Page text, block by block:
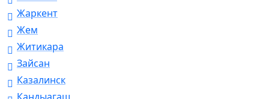
Жаркент
Жем
Житикара
Зайсан
Казалинск